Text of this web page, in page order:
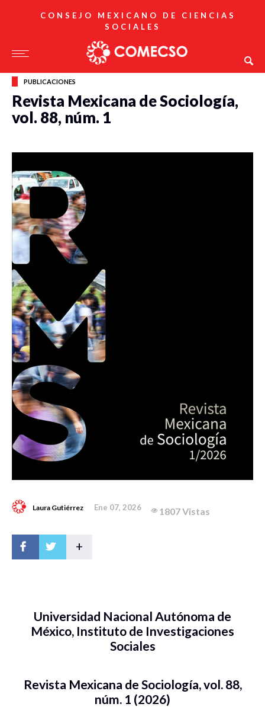
CONSEJO MEXICANO DE CIENCIAS
SOCIALES
PUBLICACIONES
Revista Mexicana de Sociología,
vol. 88, núm. 1
Laura Gutiérrez Ene 07, 2026 1807 Vistas
+
Universidad Nacional Autónoma de
México, Instituto de Investigaciones
Sociales
Revista Mexicana de Sociología, vol. 88,
núm. 1 (2026)